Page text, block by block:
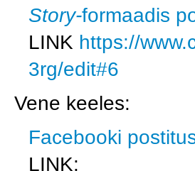
Story-formaadis
LINK https://
3rg/edit#6
Vene keeles:
Facebooki
LINK: